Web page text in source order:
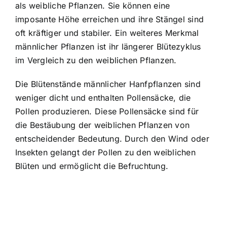
als weibliche Pflanzen. Sie können eine
imposante Höhe erreichen und ihre Stängel sind
oft kräftiger und stabiler. Ein weiteres Merkmal
männlicher Pflanzen ist ihr längerer Blütezyklus
im Vergleich zu den weiblichen Pflanzen.
Die Blütenstände männlicher Hanfpflanzen sind
weniger dicht und enthalten Pollensäcke, die
Pollen produzieren. Diese Pollensäcke sind für
die Bestäubung der weiblichen Pflanzen von
entscheidender Bedeutung. Durch den Wind oder
Insekten gelangt der Pollen zu den weiblichen
Blüten und ermöglicht die Befruchtung.